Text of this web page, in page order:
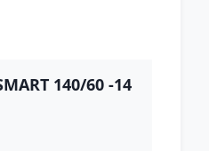
140/60 -14